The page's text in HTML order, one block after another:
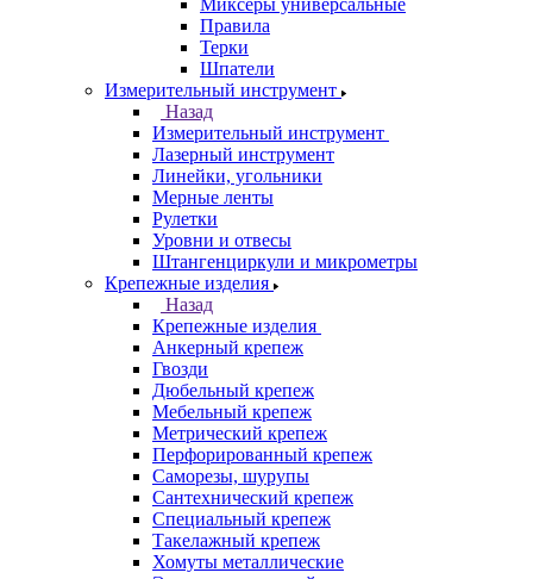
Миксеры универсальные
Правила
Терки
Шпатели
Измерительный инструмент
Назад
Измерительный инструмент
Лазерный инструмент
Линейки, угольники
Мерные ленты
Рулетки
Уровни и отвесы
Штангенциркули и микрометры
Крепежные изделия
Назад
Крепежные изделия
Анкерный крепеж
Гвозди
Дюбельный крепеж
Мебельный крепеж
Метрический крепеж
Перфорированный крепеж
Саморезы, шурупы
Сантехнический крепеж
Специальный крепеж
Такелажный крепеж
Хомуты металлические